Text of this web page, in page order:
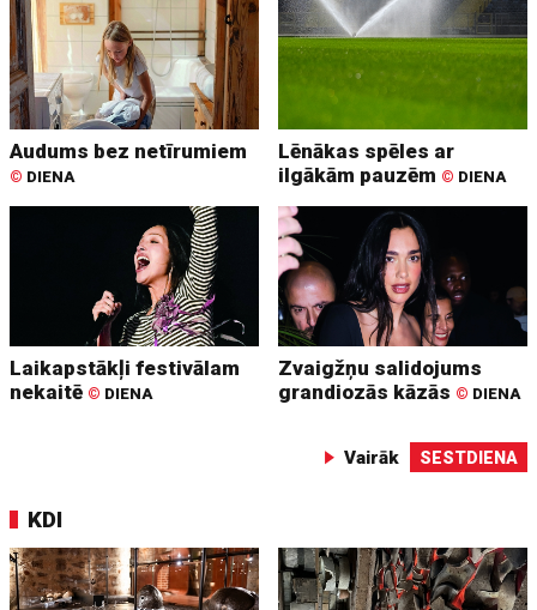
Audums bez netīrumiem
© DIENA
Lēnākas spēles ar
ilgākām pauzēm © DIENA
Laikapstākļi festivālam
nekaitē © DIENA
Zvaigžņu salidojums
grandiozās kāzās © DIENA
Vairāk SESTDIENA
KDI